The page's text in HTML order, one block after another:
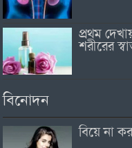
প্রথম
শরীরের
বিনোদন
বিয়ে না